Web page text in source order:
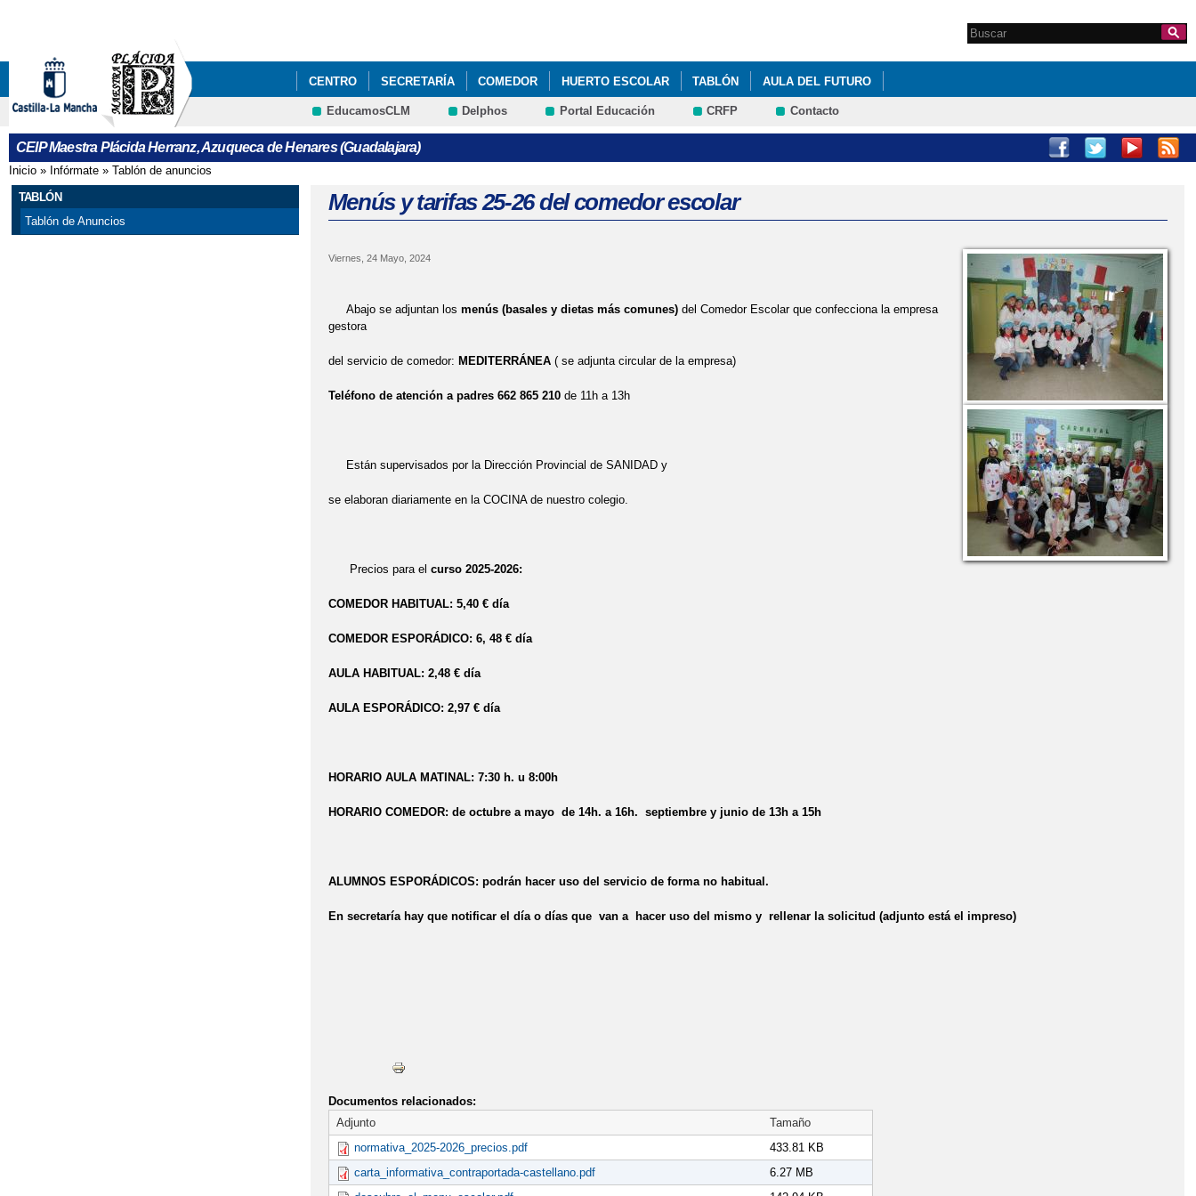
Formulario de
Search this site
CENTRO SECRETARÍA COMEDOR HUERTO ESCOLAR TABLÓN AULA DEL FUTURO
EducamosCLM Delphos Portal Educación CRFP Contacto
CEIP Maestra Plácida Herranz, Azuqueca de Henares (Guadalajara)
Se encuentra usted aquí
Inicio » Infórmate » Tablón de anuncios
TABLÓN
Tablón de Anuncios
Menús y tarifas 25-26 del comedor escolar
Viernes, 24 Mayo, 2024
Abajo se adjuntan los menús (basales y dietas más comunes)del Comedor Escolar que confecciona la empresa
gestora
del servicio de comedor: MEDITERRÁNEA( se adjunta circular de la empresa)
Teléfono de atención a padres 662 865 210 de 11h a 13h
Están supervisados por la Dirección Provincial de SANIDAD y
se elaboran diariamente en la COCINA de nuestro colegio.
Precios para el curso 2025-2026:
COMEDOR HABITUAL: 5,40 € día
COMEDOR ESPORÁDICO: 6, 48 € día
AULA HABITUAL: 2,48 € día
AULA ESPORÁDICO: 2,97 € día
HORARIO AULA MATINAL: 7:30 h. u 8:00h
HORARIO COMEDOR: de octubre a mayo de 14h. a 16h. septiembre y junio de 13h a 15h
ALUMNOS ESPORÁDICOS: podrán hacer uso del servicio de forma no habitual.
En secretaría hay que notificar el día o días que van a hacer uso del mismo y rellenar la solicitud (adjunto está el impreso)
Documentos relacionados:
Adjunto
Tamaño
normativa_2025-2026_precios.pdf
433.81 KB
carta_informativa_contraportada-castellano.pdf
6.27 MB